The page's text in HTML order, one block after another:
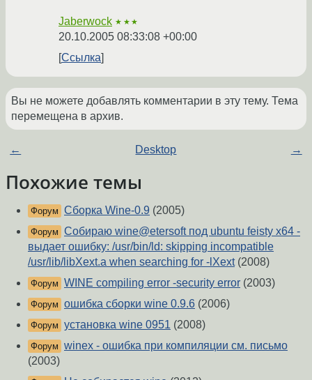
Jaberwock ★★★
20.10.2005 08:33:08 +00:00
Ссылка
Вы не можете добавлять комментарии в эту тему. Тема
перемещена в архив.
← Desktop →
Похожие темы
Форум Сборка Wine-0.9 (2005)
Форум Собираю wine@etersoft под ubuntu feisty x64 -
выдает ошибку: /usr/bin/ld: skipping incompatible
/usr/lib/libXext.a when searching for -lXext(2008)
Форум WINE compiling error -security error (2003)
Форум ошибка сборки wine 0.9.6 (2006)
Форум установка wine 0951 (2008)
Форум winex - ошибка при компиляции см. письмо
(2003)